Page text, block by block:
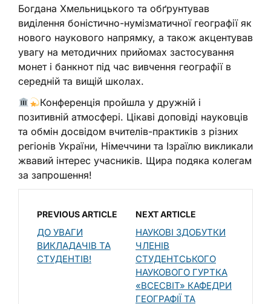
Богдана Хмельницького та обґрунтував
виділення боністично-нумізматичної географії як
нового наукового напрямку, а також акцентував
увагу на методичних прийомах застосування
монет і банкнот під час вивчення географії в
середній та вищій школах.
Конференція пройшла у дружній і
позитивній атмосфері. Цікаві доповіді науковців
та обмін досвідом вчителів-практиків з різних
регіонів України, Німеччини та Ізраїлю викликали
жвавий інтерес учасників. Щира подяка колегам
за запрошення!
PREVIOUS ARTICLE
ДО УВАГИ
ВИКЛАДАЧІВ ТА
СТУДЕНТІВ!
NEXT ARTICLE
НАУКОВІ ЗДОБУТКИ
ЧЛЕНІВ
СТУДЕНТСЬКОГО
НАУКОВОГО ГУРТКА
«ВСЕСВІТ» КАФЕДРИ
ГЕОГРАФІЇ ТА